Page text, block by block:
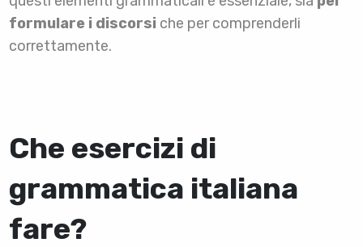
formulare i discorsi che per comprenderli
correttamente.
Che esercizi di
grammatica italiana
fare?